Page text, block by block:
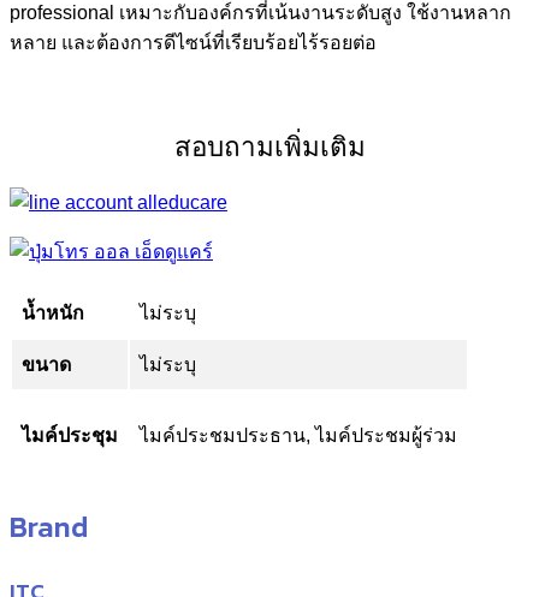
professional เหมาะกับองค์กรที่เน้นงานระดับสูง ใช้งานหลาก
หลาย และต้องการดีไซน์ที่เรียบร้อยไร้รอยต่อ
สอบถามเพิ่มเติม
น้ำหนัก ไม่ระบุ
ขนาด ไม่ระบุ
ไมค์ประชุม ไมค์ประชมประธาน, ไมค์ประชมผู้ร่วม
Brand